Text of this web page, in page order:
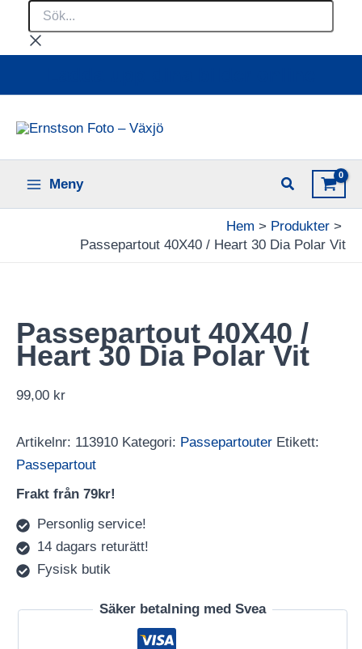
innehåll
Sök...
Meny
Hem
Produkter
Passepartout 40X40 / Heart 30 Dia Polar Vit
Passepartout 40X40 /
Heart 30 Dia Polar Vit
99,00 kr
Artikelnr: 113910 Kategori: Passepartouter Etikett:
Passepartout
Frakt från 79kr!
Personlig service!
14 dagars returätt!
Fysisk butik
Säker betalning med Svea